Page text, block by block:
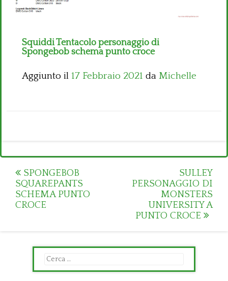
Squiddi Tentacolo personaggio di
Spongebob schema punto croce
Aggiunto il 17 Febbraio 2021 da Michelle
Post
navigation
SPONGEBOB
SQUAREPANTS
SCHEMA PUNTO
CROCE
SULLEY
PERSONAGGIO DI
MONSTERS
UNIVERSITY A
PUNTO CROCE
Ricerca
per: